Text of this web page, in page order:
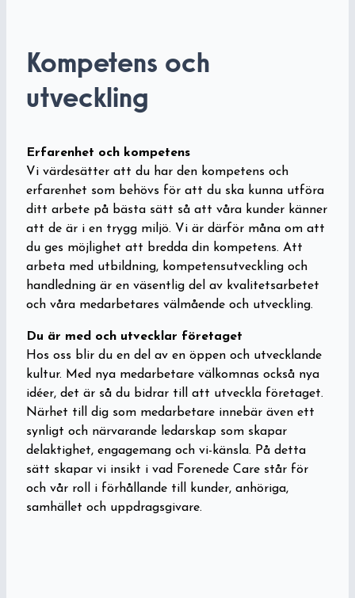
Kompetens och
utveckling
Erfarenhet och kompetens
Vi värdesätter att du har den kompetens och
erfarenhet som behövs för att du ska kunna utföra
ditt arbete på bästa sätt så att våra kunder känner
att de är i en trygg miljö. Vi är därför måna om att
du ges möjlighet att bredda din kompetens. Att
arbeta med utbildning, kompetensutveckling och
handledning är en väsentlig del av kvalitetsarbetet
och våra medarbetares välmående och utveckling.
Du är med och utvecklar företaget
Hos oss blir du en del av en öppen och utvecklande
kultur. Med nya medarbetare välkomnas också nya
idéer, det är så du bidrar till att utveckla företaget.
Närhet till dig som medarbetare innebär även ett
synligt och närvarande ledarskap som skapar
delaktighet, engagemang och vi-känsla. På detta
sätt skapar vi insikt i vad Forenede Care står för
och vår roll i förhållande till kunder, anhöriga,
samhället och uppdragsgivare.